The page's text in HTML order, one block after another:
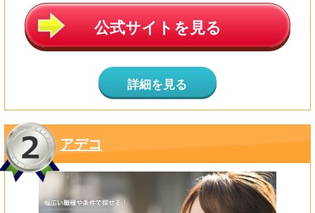
公式サイトを見る
詳細を見る
アデコ